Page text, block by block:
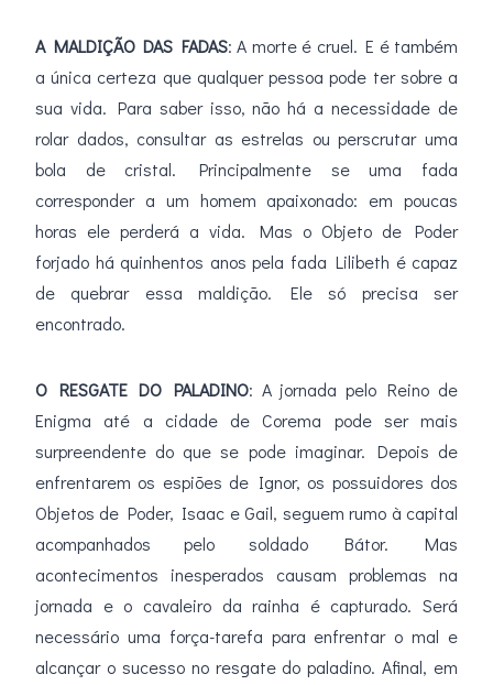
A MALDIÇÃO DAS FADAS: A morte é cruel. E é também
a única certeza que qualquer pessoa pode ter sobre a
sua vida. Para saber isso, não há a necessidade de
rolar dados, consultar as estrelas ou perscrutar uma
bola de cristal. Principalmente se uma fada
corresponder a um homem apaixonado: em poucas
horas ele perderá a vida. Mas o Objeto de Poder
forjado há quinhentos anos pela fada Lilibeth é capaz
de quebrar essa maldição. Ele só precisa ser
encontrado.
O RESGATE DO PALADINO: A jornada pelo Reino de
Enigma até a cidade de Corema pode ser mais
surpreendente do que se pode imaginar. Depois de
enfrentarem os espiões de Ignor, os possuidores dos
Objetos de Poder, Isaac e Gail, seguem rumo à capital
acompanhados pelo soldado Bátor. Mas
acontecimentos inesperados causam problemas na
jornada e o cavaleiro da rainha é capturado. Será
necessário uma força-tarefa para enfrentar o mal e
alcançar o sucesso no resgate do paladino. Afinal, em